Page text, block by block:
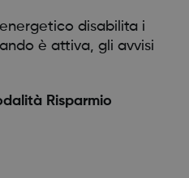
disabilita i
è attiva, gli avvisi
Risparmio